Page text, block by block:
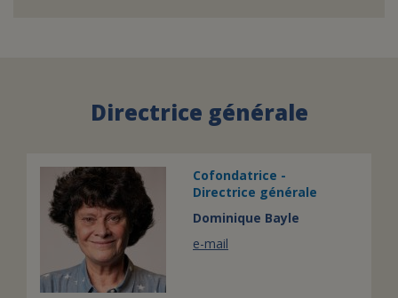
Directrice générale
Cofondatrice -
Directrice générale
Dominique Bayle
e-mail